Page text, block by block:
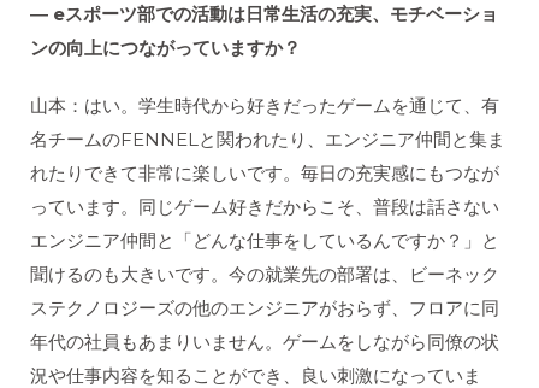
― eスポーツ部での活動は日常生活の充実、モチベーショ
ンの向上につながっていますか？
山本：はい。学生時代から好きだったゲームを通じて、有
名チームのFENNELと関われたり、エンジニア仲間と集ま
れたりできて非常に楽しいです。毎日の充実感にもつなが
っています。同じゲーム好きだからこそ、普段は話さない
エンジニア仲間と「どんな仕事をしているんですか？」と
聞けるのも大きいです。今の就業先の部署は、ビーネック
ステクノロジーズの他のエンジニアがおらず、フロアに同
年代の社員もあまりいません。ゲームをしながら同僚の状
況や仕事内容を知ることができ、良い刺激になっていま